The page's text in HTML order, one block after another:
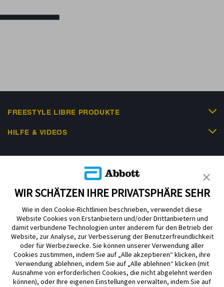
FREESTYLE LIBRE PRODUKTE
HILFE & VIDEOS
Impressum Nutzungsbedingungen
Datenschutzerklärung
Cookie Richtlinie
Barrierefreiheitserklärung
Mitteilung zur Datenverordnung
Cookie-Präferenzen
WIR SCHÄTZEN IHRE PRIVATSPHÄRE SEHR
Wie in den Cookie-Richtlinien beschrieben, verwendet diese
Website Cookies von Erstanbietern und/oder Drittanbietern und
damit verbundene Technologien unter anderem für den Betrieb der
Website, zur Analyse, zur Verbesserung der Benutzerfreundlichkeit
oder für Werbezwecke. Sie können unserer Verwendung aller
Cookies zustimmen, indem Sie auf „Alle akzeptieren“ klicken, ihre
Verwendung ablehnen, indem Sie auf „Alle ablehnen“ klicken (mit
Ausnahme von erforderlichen Cookies, die nicht abgelehnt werden
können), oder Ihre eigenen Einstellungen verwalten, indem Sie auf